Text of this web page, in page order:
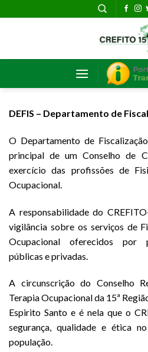
DEFIS – Departamento de
O Departamento de
principal de um Conselho de
exercício das profissões de
Ocupacional.
A responsabilidade do
vigilância sobre os serviços de
Ocupacional oferecidos por
públicas e privadas.
A circunscrição do Conselho
Terapia Ocupacional da 15ª
Espirito Santo e é nela que o
segurança, qualidade e ética
população.